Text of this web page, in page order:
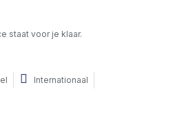
staat voor je klaar.
Internationaal